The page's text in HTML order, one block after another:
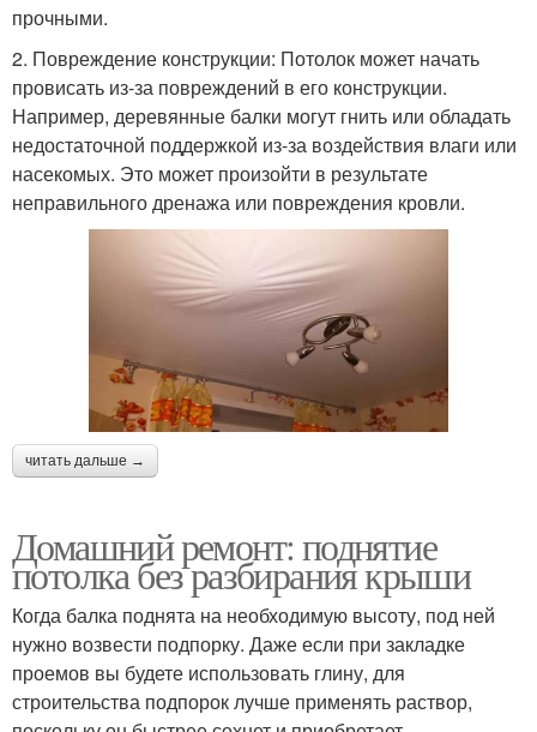
прочными.
2. Повреждение конструкции: Потолок может начать
провисать из-за повреждений в его конструкции.
Например, деревянные балки могут гнить или обладать
недостаточной поддержкой из-за воздействия влаги или
насекомых. Это может произойти в результате
неправильного дренажа или повреждения кровли.
читать дальше →
Домашний ремонт: поднятие
потолка без разбирания крыши
Когда балка поднята на необходимую высоту, под ней
нужно возвести подпорку. Даже если при закладке
проемов вы будете использовать глину, для
строительства подпорок лучше применять раствор,